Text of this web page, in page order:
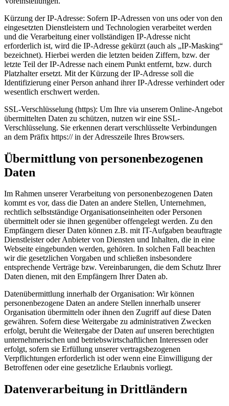
Kürzung der IP-Adresse: Sofern IP-Adressen von uns oder von den
eingesetzten Dienstleistern und Technologien verarbeitet werden
und die Verarbeitung einer vollständigen IP-Adresse nicht
erforderlich ist, wird die IP-Adresse gekürzt (auch als „IP-Masking“
bezeichnet). Hierbei werden die letzten beiden Ziffern, bzw. der
letzte Teil der IP-Adresse nach einem Punkt entfernt, bzw. durch
Platzhalter ersetzt. Mit der Kürzung der IP-Adresse soll die
Identifizierung einer Person anhand ihrer IP-Adresse verhindert oder
wesentlich erschwert werden.
SSL-Verschlüsselung (https): Um Ihre via unserem Online-Angebot
übermittelten Daten zu schützen, nutzen wir eine SSL-
Verschlüsselung. Sie erkennen derart verschlüsselte Verbindungen
an dem Präfix https:// in der Adresszeile Ihres Browsers.
Übermittlung von personenbezogenen
Daten
Im Rahmen unserer Verarbeitung von personenbezogenen Daten
kommt es vor, dass die Daten an andere Stellen, Unternehmen,
rechtlich selbstständige Organisationseinheiten oder Personen
übermittelt oder sie ihnen gegenüber offengelegt werden. Zu den
Empfängern dieser Daten können z.B. mit IT-Aufgaben beauftragte
Dienstleister oder Anbieter von Diensten und Inhalten, die in eine
Webseite eingebunden werden, gehören. In solchen Fall beachten
wir die gesetzlichen Vorgaben und schließen insbesondere
entsprechende Verträge bzw. Vereinbarungen, die dem Schutz Ihrer
Daten dienen, mit den Empfängern Ihrer Daten ab.
Datenübermittlung innerhalb der Organisation: Wir können
personenbezogene Daten an andere Stellen innerhalb unserer
Organisation übermitteln oder ihnen den Zugriff auf diese Daten
gewähren. Sofern diese Weitergabe zu administrativen Zwecken
erfolgt, beruht die Weitergabe der Daten auf unseren berechtigten
unternehmerischen und betriebswirtschaftlichen Interessen oder
erfolgt, sofern sie Erfüllung unserer vertragsbezogenen
Verpflichtungen erforderlich ist oder wenn eine Einwilligung der
Betroffenen oder eine gesetzliche Erlaubnis vorliegt.
Datenverarbeitung in Drittländern